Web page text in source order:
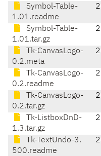
Symbol-Table-
1.01.readme
Symbol-Table-
1.01.tar.gz
Tk-CanvasLogo-
0.2.meta
Tk-CanvasLogo-
0.2.readme
Tk-CanvasLogo-
0.2.tar.gz
Tk-ListboxDnD-
1.3.tar.gz
Tk-TextUndo-3.
500.readme